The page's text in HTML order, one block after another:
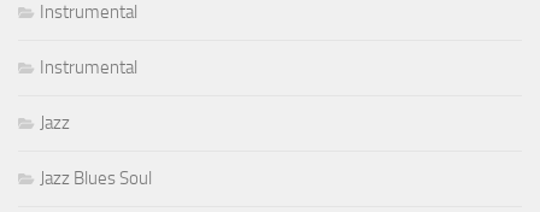
Instrumental
Instrumental
Jazz
Jazz Blues Soul